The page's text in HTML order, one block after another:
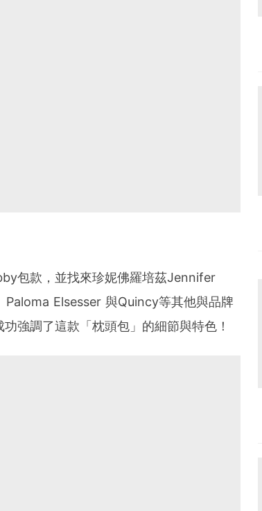
包款，並找來珍妮佛羅培茲Jennifer
Elsesser 與Quincy等其他與品牌
強調了這款「枕頭包」的細節與特色！